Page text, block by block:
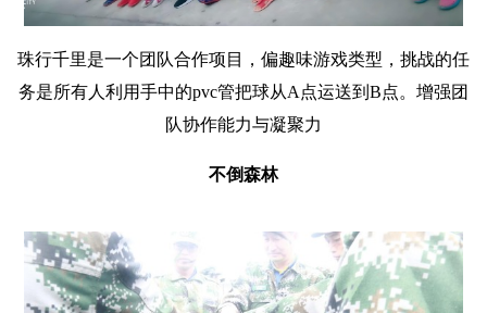
珠行千里是一个团队合作项目，偏趣味游戏类型，挑战的任
务是所有人利用手中的pvc管把球从A点运送到B点。增强团
队协作能力与凝聚力
不倒森林